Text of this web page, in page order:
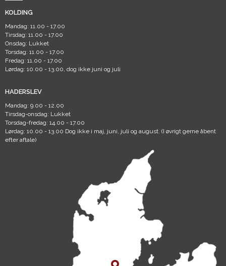
KOLDING
Mandag: 11.00 - 17.00
Tirsdag: 11.00 - 17.00
Onsdag: Lukket
Torsdag: 11.00 - 17.00
Fredag: 11.00 - 17.00
Lørdag: 10.00 - 13.00, dog ikke juni og juli
HADERSLEV
Mandag: 9.00 - 12.00
Tirsdag-onsdag: Lukket
Torsdag-fredag: 14.00 - 17.00
Lørdag: 10.00 - 13.00 Dog ikke i maj, juni, juli og august. (I øvrigt gerne åbent
efter aftale)